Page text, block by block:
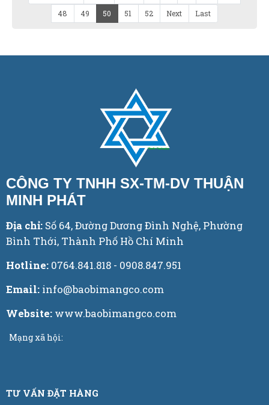
48
49 50 51 52 Next Last
CÔNG TY TNHH SX-TM-DV THUẬN
MINH PHÁT
Địa chỉ: Số 64, Đường Dương Đình Nghệ, Phường
Bình Thới, Thành Phố Hồ Chí Minh
Hotline: 0764.841.818 - 0908.847.951
Email: info@baobimangco.com
Website: www.baobimangco.com
Mạng xã hội:
TƯ VẤN ĐẶT HÀNG